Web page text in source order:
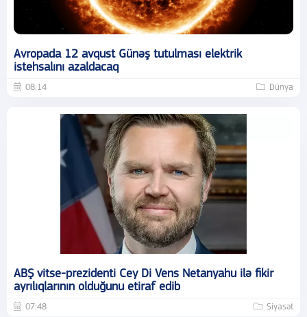
Avropada 12 avqust Günəş tutulması elektrik
istehsalını azaldacaq
08:14 Dünya
ABŞ vitse-prezidenti Cey Di Vens Netanyahu ilə fikir
ayrılıqlarının olduğunu etiraf edib
07:48 Siyasət